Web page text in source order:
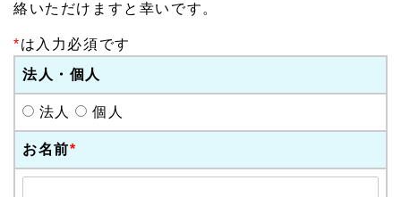
絡いただけますと幸いです。
*は入力必須です
法人・個人
法人 個人
お名前*